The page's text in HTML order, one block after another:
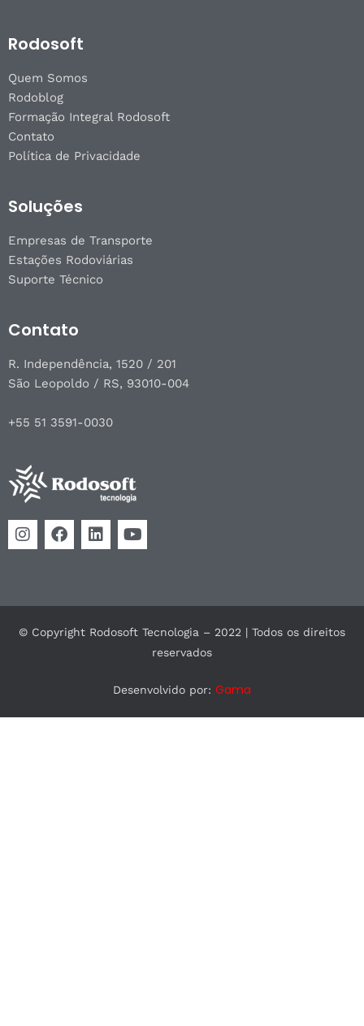
Rodosoft
Quem Somos
Rodoblog
Formação Integral Rodosoft
Contato
Política de Privacidade
Soluções
Empresas de Transporte
Estações Rodoviárias
Suporte Técnico
Contato
R. Independência, 1520 / 201
São Leopoldo / RS, 93010-004
+55 51 3591-0030
© Copyright Rodosoft Tecnologia – 2022 | Todos os direitos
reservados
Desenvolvido por: Gama